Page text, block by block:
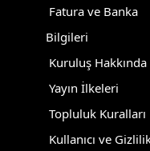
Fatura ve Banka
Bilgileri
Kuruluş Hakkında
Yayın İlkeleri
Topluluk Kuralları
Kullanıcı ve